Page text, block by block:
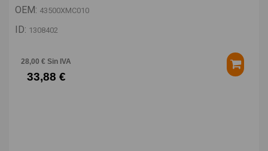
OEM: 43500XMC010
ID: 1308402
28,00 € Sin IVA
33,88 €